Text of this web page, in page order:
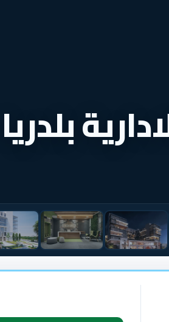
بلدريا